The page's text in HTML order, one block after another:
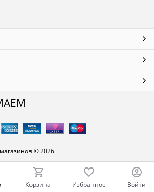
© 2026
Корзина Избранное Войти